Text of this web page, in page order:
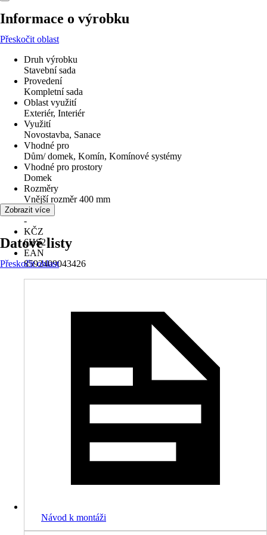
Informace o výrobku
Přeskočit oblast
Druh výrobku
Stavební sada
Provedení
Kompletní sada
Oblast využití
Exteriér, Interiér
Využití
Novostavba, Sanace
Vhodné pro
Dům/ domek, Komín, Komínové systémy
Vhodné pro prostory
Domek
Rozměry
Vnější rozměr 400 mm
Materiál
-
KČZ
6HS2
EAN
8592409043426
Zobrazit více
Datové listy
Přeskočit oblast
Návod k montáži